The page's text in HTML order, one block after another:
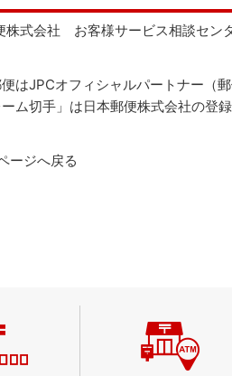
株式会社 お客様サービス相談セン
はJPCオフィシャルパートナー（郵
ーム切手」は日本郵便株式会社の登録
ージへ戻る